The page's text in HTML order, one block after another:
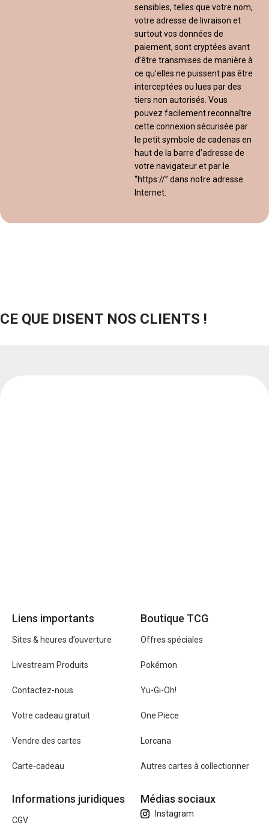
sensibles, telles que votre nom,
votre adresse de livraison et
surtout vos données de
paiement, sont cryptées avant
d’être transmises de manière à
ce qu’elles ne puissent pas être
interceptées ou lues par des
tiers non autorisés. Vous
pouvez facilement reconnaître
cette connexion sécurisée par
le petit symbole de cadenas en
haut de la barre d’adresse de
votre navigateur et par le
“https://” dans notre adresse
Internet.
CE QUE DISENT NOS CLIENTS !
Liens importants
Sites & heures d’ouverture
Livestream Produits
Contactez-nous
Votre cadeau gratuit
Vendre des cartes
Carte-cadeau
Boutique TCG
Offres spéciales
Pokémon
Yu-Gi-Oh!
One Piece
Lorcana
Autres cartes à collectionner
Informations juridiques
CGV
Médias sociaux
Instagram